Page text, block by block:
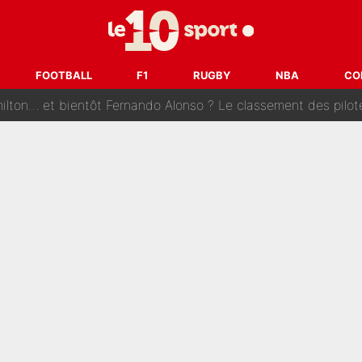
FOOTBALL F1 RUGBY NBA
pour violences conjugales : Un arbitre français
la nomination de Zinedine Zidane, c'est au tour de son
et bientôt Fernando Alonso ? Le classement des pilotes les mieux